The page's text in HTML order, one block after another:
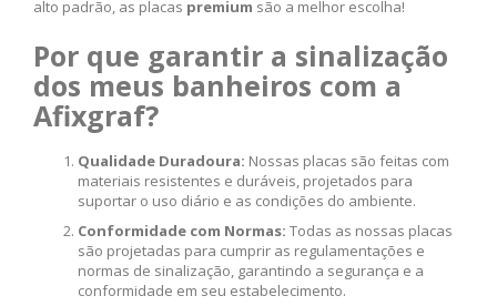
alto padrão, as placas premium são a melhor escolha!
Por que garantir a sinalização
dos meus banheiros com a
Afixgraf?
Qualidade Duradoura: Nossas placas são feitas com
materiais resistentes e duráveis, projetados para
suportar o uso diário e as condições do ambiente.
Conformidade com Normas: Todas as nossas placas
são projetadas para cumprir as regulamentações e
normas de sinalização, garantindo a segurança e a
conformidade em seu estabelecimento.